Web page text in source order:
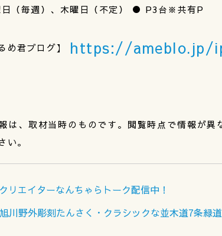
（毎週）、木曜日（不定） ● P3台※共有P
め君ブログ】 https://ameblo.jp/
は、取材当時のものです。閲覧時点で情報が異
い。
クリエイターなんちゃらトーク配信中！
旭川野外彫刻たんさく・クラシックな並木道7条緑